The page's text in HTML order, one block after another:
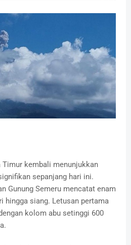
Timur kembali menunjukkan
sepanjang hari ini.
Gunung Semeru mencatat enam
hingga siang. Letusan pertama
kolom abu setinggi 600